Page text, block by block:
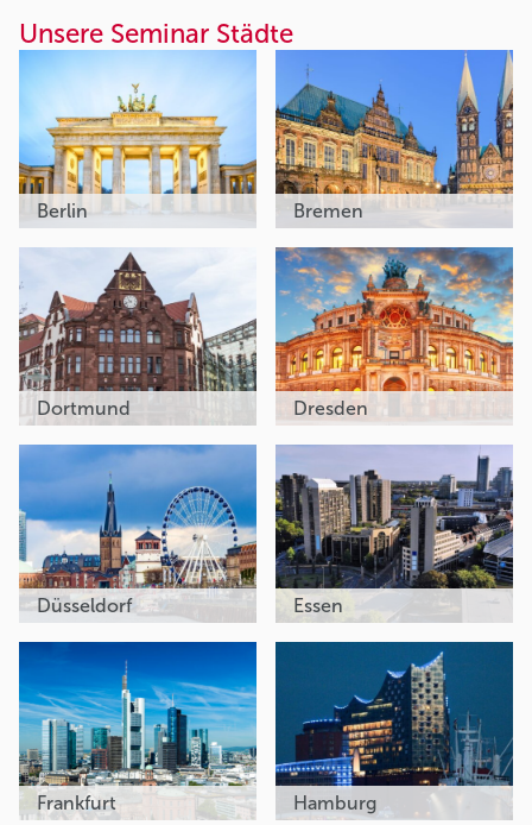
Unsere Seminar Städte
Berlin Bremen
Dortmund Dresden
Düsseldorf Essen
Frankfurt Hamburg